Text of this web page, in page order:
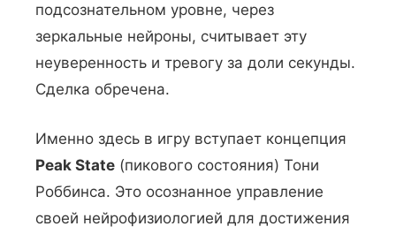
подсознательном уровне, через
зеркальные нейроны, считывает эту
неуверенность и тревогу за доли секунды.
Сделка обречена.
Именно здесь в игру вступает концепция
Peak State (пикового состояния) Тони
Роббинса. Это осознанное управление
своей нейрофизиологией для достижения